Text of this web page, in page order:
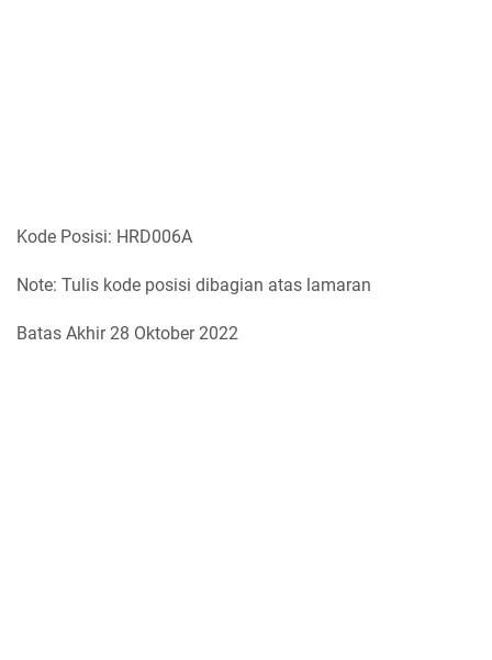
Kode Posisi: HRD006A
Note: Tulis kode posisi dibagian atas lamaran
Batas Akhir 28 Oktober 2022